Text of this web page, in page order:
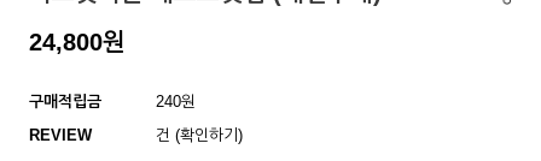
24,800원
구매적립금
240원
REVIEW
건 (확인하기)